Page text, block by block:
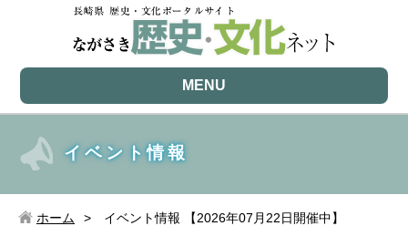
MENU
イベント情報
ホーム イベント情報 【2026年07月22日開催中】